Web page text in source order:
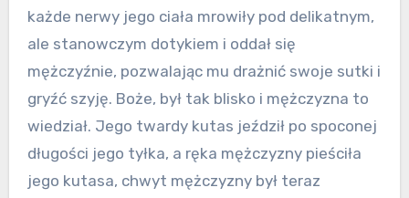
każde nerwy jego ciała mrowiły pod delikatnym,
ale stanowczym dotykiem i oddał się
mężczyźnie, pozwalając mu drażnić swoje sutki i
gryźć szyję. Boże, był tak blisko i mężczyzna to
wiedział. Jego twardy kutas jeździł po spoconej
długości jego tyłka, a ręka mężczyzny pieściła
jego kutasa, chwyt mężczyzny był teraz